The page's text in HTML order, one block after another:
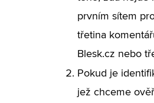
prvním sítem
třetina
Blesk.cz nebo
Pokud je
jež chceme